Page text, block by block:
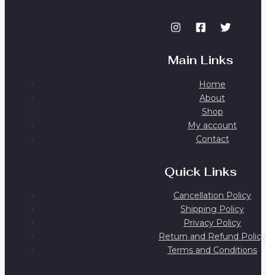
Main Links
Home
About
Shop
My account
Contact
Quick Links
Cancellation Policy
Shipping Policy
Privacy Policy
Return and Refund Policy
Terms and Conditions